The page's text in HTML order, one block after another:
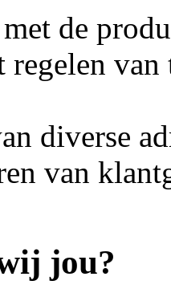
de
diverse
van
jou?